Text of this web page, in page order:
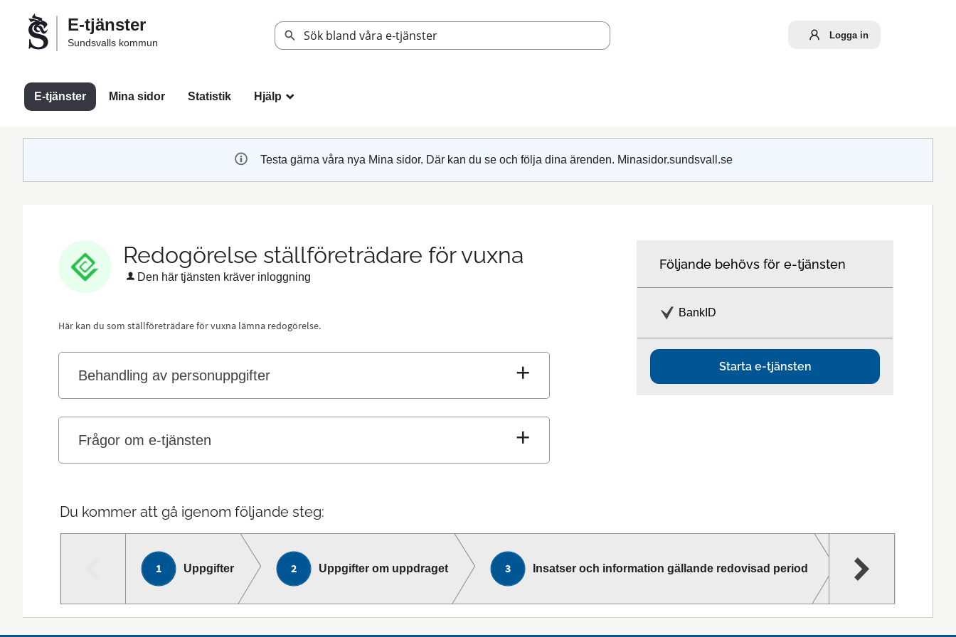
Välkommen
Sundsvalls
tjänster
E-tjänster
Sundsvalls kommun
Logga in
E-tjänster Mina sidor Statistik Hjälp _
Testa gärna våra nya Mina sidor. Där kan du se och följa dina ärenden. Minasidor.sundsvall.se
Redogörelse ställföreträdare för vuxna
Den här tjänsten kräver inloggning
Här kan du som ställföreträdare för vuxna lämna redogörelse.
Behandling av personuppgifter
Frågor om e-tjänsten
Följande behövs för e-tjänsten
BankID
Starta e-tjänsten
Du kommer att gå igenom följande steg:
Uppgifter Uppgifter om uppdraget Insatser och information gällande redovisad period